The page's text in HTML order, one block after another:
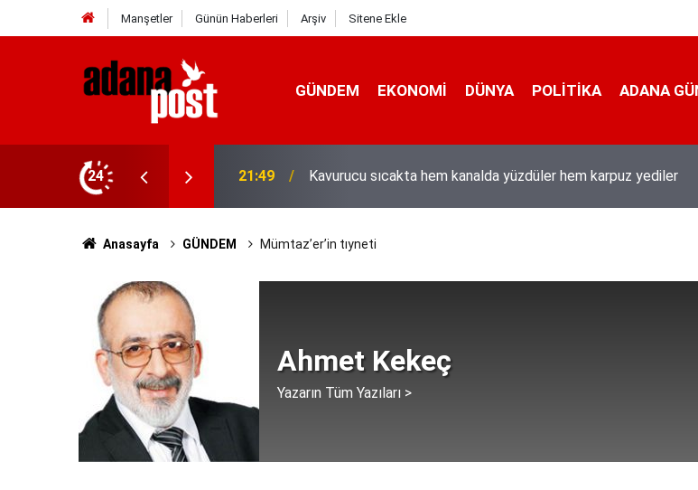
Manşetler Günün Haberleri Arşiv Sitene Ekle
GÜNDEM EKONOMI DÜNYA POLİTİKA ADANA
24 21:31
Yeni İletişim Vizyonu” başlıklı makales
Anasayfa GÜNDEM Mümtaz’er’in tıyneti
Ahmet Kekeç
Yazarın Tüm Yazıları >